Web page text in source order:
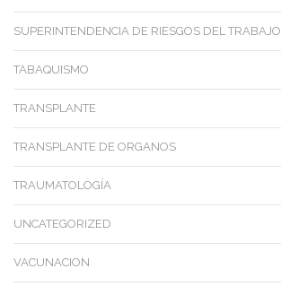
SUPERINTENDENCIA DE RIESGOS DEL TRABAJO
TABAQUISMO
TRANSPLANTE
TRANSPLANTE DE ORGANOS
TRAUMATOLOGÍA
UNCATEGORIZED
VACUNACION